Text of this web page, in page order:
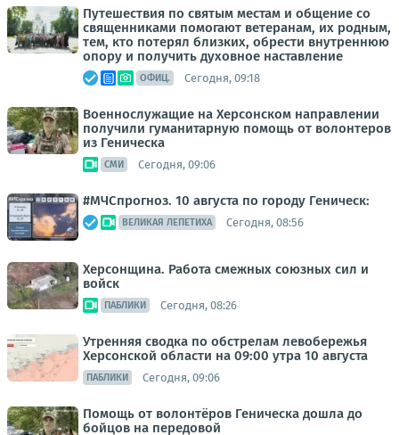
Путешествия по святым местам и общение со
священниками помогают ветеранам, их родным,
тем, кто потерял близких, обрести внутреннюю
опору и получить духовное наставление
ОФИЦ. Сегодня, 09:18
Военнослужащие на Херсонском направлении
получили гуманитарную помощь от волонтеров
из Геническа
СМИ Сегодня, 09:06
#МЧСпрогноз. 10 августа по городу Геническ:
ВЕЛИКАЯ ЛЕПЕТИХА Сегодня, 08:56
Херсонщина. Работа смежных союзных сил и
войск
ПАБЛИКИ Сегодня, 08:26
Утренняя сводка по обстрелам левобережья
Херсонской области на 09:00 утра 10 августа
ПАБЛИКИ Сегодня, 09:06
Помощь от волонтёров Геническа дошла до
бойцов на передовой